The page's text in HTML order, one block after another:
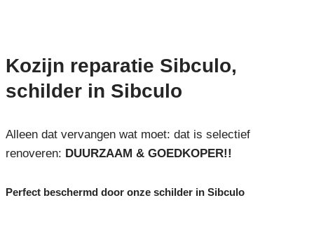
Kozijn reparatie Sibculo,
schilder in Sibculo
Alleen dat vervangen wat moet: dat is selectief
renoveren: DUURZAAM & GOEDKOPER!!
Perfect beschermd door onze schilder in Sibculo